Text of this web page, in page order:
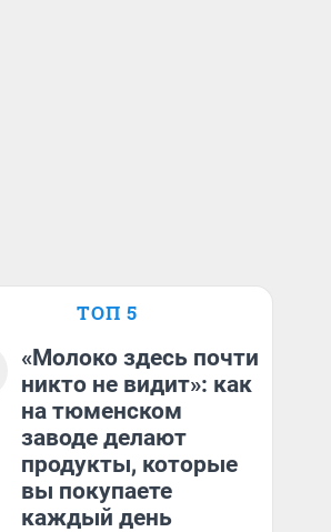
ТОП 5
«Молоко здесь почти
никто не видит»: как
на тюменском
заводе делают
продукты, которые
вы покупаете
каждый день